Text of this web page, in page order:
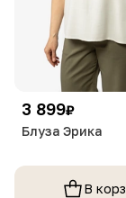
3 899₽
Блуза Эрика
В